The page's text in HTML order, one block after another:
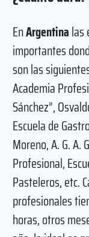
EnArgentinalas
importantes
son las
Academia
Sánchez”,
Escuela de
Moreno, A. G. A.
Profesional,
Pasteleros, etc.
profesionales
horas, otros